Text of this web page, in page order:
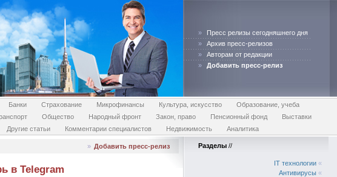
»
Пресс релизы сегодняшнего дня
»
Архив пресс-релизов
»
Авторам от редакции
»
Добавить пресс-релиз
Банки Страхование Микрофинансы Культура, искусство
Образование, учеба
Общество Народный фронт Закон, право Пенсионный фонд
Выставки
Другие статьи Комментарии специалистов Недвижимость Аналитика
» Добавить пресс-релиз
в Telegram
Разделы //
IT технологии «
Антивирусы «